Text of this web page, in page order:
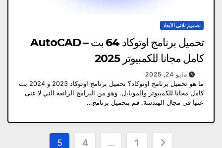
تصميم ثلاثي الأبعاد
تحميل برنامج اوتوكاد 64 بت – AutoCAD
كامل مجانا للكمبيوتر 2025
مايو 24, 2025
ما هو تحميل برنامج اوتوكاد؟ تحميل برنامج اوتوكاد 2023 و 2024 بت
كامل مجانا للكمبيوتر والموبايل. وهو من البرامج الرائعة التي لا غنى
عنها في مجال الهندسة. قم بتحميل برنامج…
تعدد
1
…
4
5